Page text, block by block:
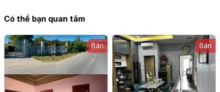
Có thể bạn quan tâm
Bán Bán